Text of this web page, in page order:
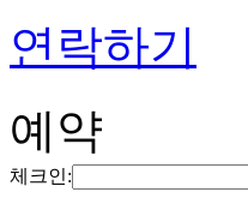
연락하기
예약
체크인: